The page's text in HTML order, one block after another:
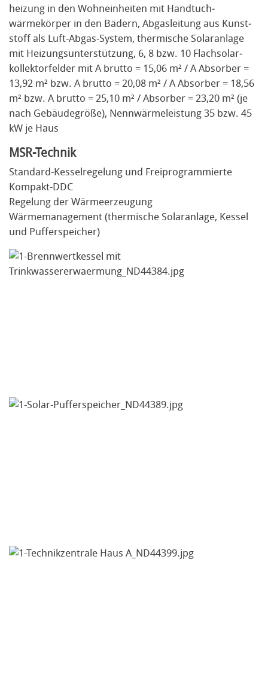
heizung in den Wohn­einheiten mit Handtuch­
wärmekörper in den Bädern, Abgas­leitung aus Kunst­
stoff als Luft-­Abgas-­System, thermische Solar­anlage
mit Heizungs­unterstützung, 6, 8 bzw. 10 Flach­solar­
kollektor­felder mit A brutto = 15,06 m² / A Absorber =
13,92 m² bzw. A brutto = 20,08 m² / A Absorber = 18,56
m² bzw. A brutto = 25,10 m² / Absorber = 23,20 m² (je
nach Gebäudegröße), Nennwärmeleistung 35 bzw. 45
kW je Haus
MSR-Technik
Standard-Kesselregelung und Freiprogrammierte
Kompakt-DDC
Regelung der Wärmeerzeugung
Wärmemanagement (thermische Solaranlage, Kessel
und Pufferspeicher)